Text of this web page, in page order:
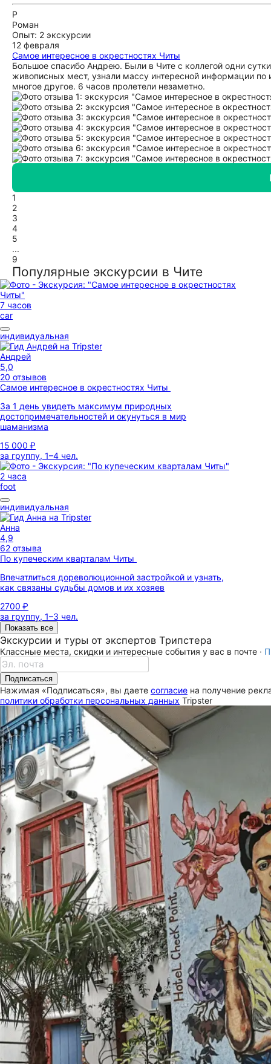
Р
Роман
Опыт: 2 экскурсии
12 февраля
Самое интересное в окрестностях Читы
Большое спасибо Андрею. Были в Чите с коллегой одни
живописных мест, узнали массу интересной информации
многое другое. 6 часов пролетели незаметно.
1
2
3
4
5
...
9
Популярные экскурсии в Чите
7 часов
car
индивидуальная
Андрей
5,0
20 отзывов
Самое интересное в окрестностях Читы
За 1 день увидеть максимум природных
достопримечательностей и окунуться в мир
шаманизма
15 000 ₽
за группу, 1–4 чел.
2 часа
foot
индивидуальная
Анна
4,9
62 отзыва
По купеческим кварталам Читы
Впечатлиться дореволюционной застройкой и узнать,
как связаны судьбы домов и их хозяев
2700 ₽
за группу, 1–3 чел.
Показать все
Экскурсии и туры от экспертов Трипстера
Классные места, скидки и интересные события у вас в почте ·
Подписаться
Нажимая «Подписаться», вы даете согласие на получение
политики обработки персональных данных Tripster